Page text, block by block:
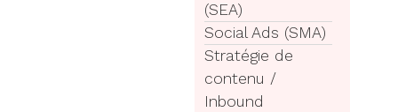
(SEA)
Social Ads (SMA)
Stratégie de
contenu /
Inbound